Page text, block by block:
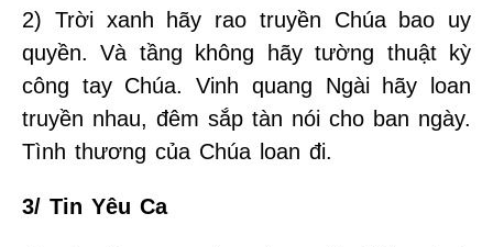
2) Trời xanh hãy rao truyền Chúa bao uy
quyền. Và tầng không hãy tường thuật kỳ
công tay Chúa. Vinh quang Ngài hãy loan
truyền nhau, đêm sắp tàn nói cho ban ngày.
Tình thương của Chúa loan đi.
3/ Tin Yêu Ca